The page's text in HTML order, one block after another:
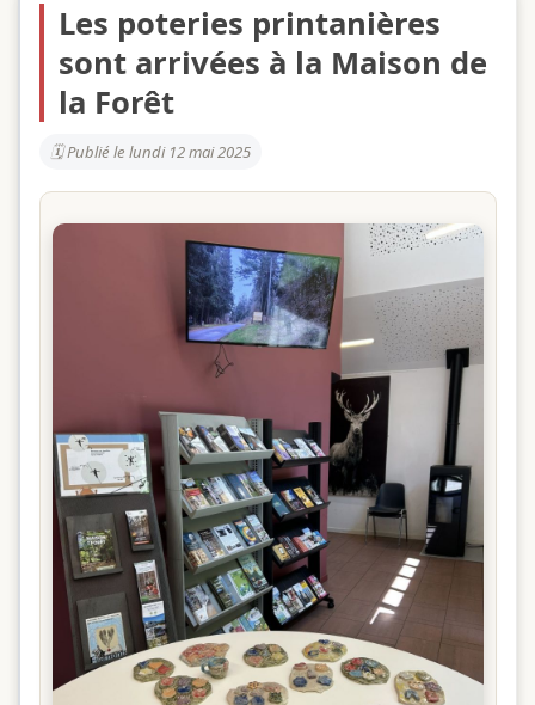
Les poteries printanières
sont arrivées à la Maison de
la Forêt
Publié le lundi 12 mai 2025